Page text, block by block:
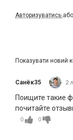
Авторизуватись або
Показувати новий
Санёк35 2
Поищите такие
почитайте
0 0